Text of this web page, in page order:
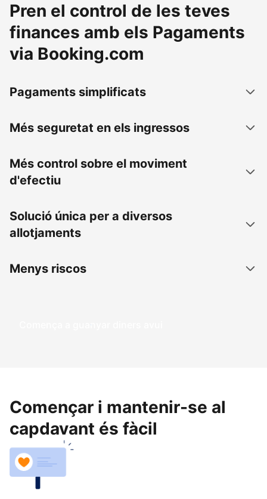
Pren el control de les teves
finances amb els Pagaments
via Booking.com
Pagaments simplificats
Més seguretat en els ingressos
Més control sobre el moviment
d'efectiu
Solució única per a diversos
allotjaments
Menys riscos
Comença a guanyar diners avui
Començar i mantenir-se al
capdavant és fàcil